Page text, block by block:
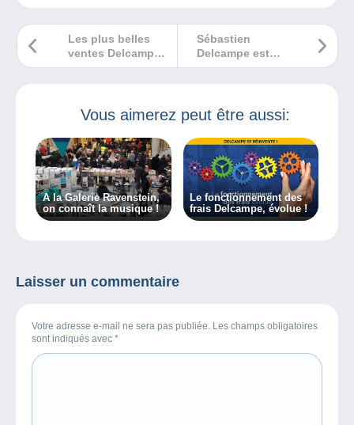
Sébastien
Delcampe est
invité à Affaire
Les plus belles
ventes Delcampe
janvier 2023
Vous aimerez peut être aussi:
A la Galerie Ravenstein,
on connaît la musique !
Le fonctionnement des
frais Delcampe, évolue !
Laisser un commentaire
Votre adresse e-mail ne sera pas publiée. Les champs obligatoires
sont indiqués avec *